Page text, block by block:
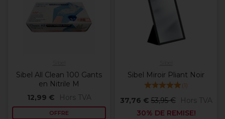
Sibel All Clean 100 Gants
en Nitrile M
12,99 €
Hors TVA
OFFRE
Sibel Miroir Pliant Noir
(1)
37,76 € 53,95 €
Hors TVA
30% DE REMISE!